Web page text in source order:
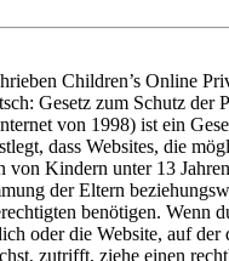
Children’s Online
Gesetz zum Schutz der
von 1998) ist ein
dass Websites, die
von Kindern unter 13
der Eltern
benötigen. Wenn
oder die Website, auf der
zutrifft, ziehe einen